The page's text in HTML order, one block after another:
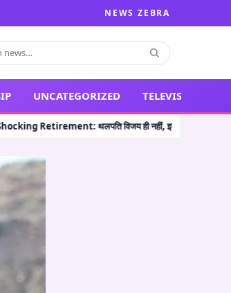
NEWS ZEBRA
UNCATEGORIZED TELEVISION
ही नहीं, इन 5 कलाकारों ने भी करियर की पीक पर संन्यास लेकर